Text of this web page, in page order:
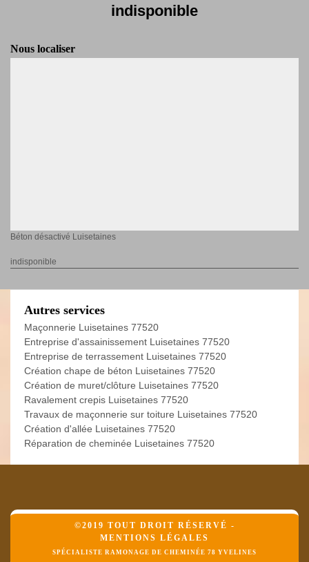
indisponible
Nous localiser
Béton désactivé Luisetaines
indisponible
Autres services
Maçonnerie Luisetaines 77520
Entreprise d'assainissement Luisetaines 77520
Entreprise de terrassement Luisetaines 77520
Création chape de béton Luisetaines 77520
Création de muret/clôture Luisetaines 77520
Ravalement crepis Luisetaines 77520
Travaux de maçonnerie sur toiture Luisetaines 77520
Création d'allée Luisetaines 77520
Réparation de cheminée Luisetaines 77520
©2019 TOUT DROIT RÉSERVÉ -
MENTIONS LÉGALES
SPÉCIALISTE RAMONAGE DE CHEMINÉE 78 YVELINES